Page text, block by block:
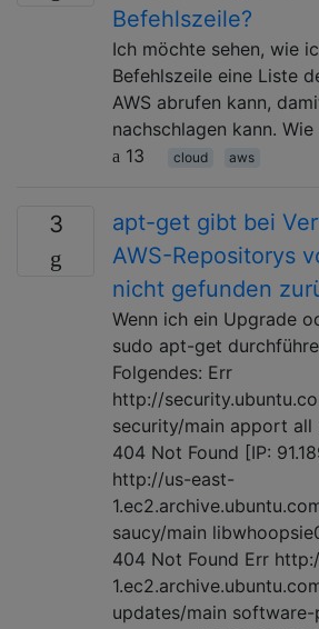
Befehlszeile?
Ich möchte sehen, wie
Befehlszeile eine Liste
AWS abrufen kann,
nachschlagen kann.
13
cloud aws
3
apt-get gibt bei
AWS-Repositorys
nicht gefunden
Wenn ich ein Upgrade
sudo apt-get
Folgendes: Err
http://
security/main apport all
404 Not Found [IP:
http://us-east-
saucy/main
404 Not Found Err
updates/main